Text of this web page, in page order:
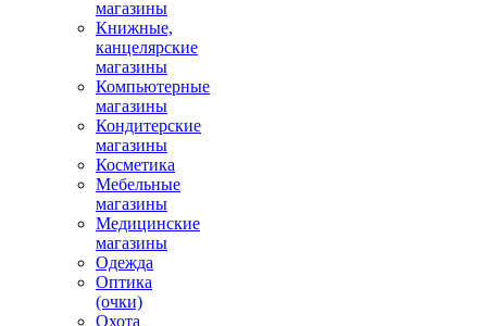
магазины
Книжные,
канцелярские
магазины
Компьютерные
магазины
Кондитерские
магазины
Косметика
Мебельные
магазины
Медицинские
магазины
Одежда
Оптика
(очки)
Охота